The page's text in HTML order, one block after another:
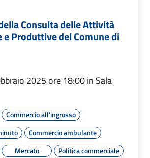
Consulta delle Attività
e Produttive del Comune di
2025 ore 18:00 in Sala
Commercio all'ingrosso
Commercio ambulante
Mercato
Politica commerciale